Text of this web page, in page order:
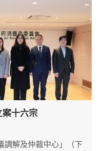
案十六宗
解及仲裁中心」（下